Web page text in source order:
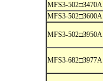
MFS3-502□3470A
MFS3-502□3600A
MFS3-502□3950A
MFS3-682□3977A